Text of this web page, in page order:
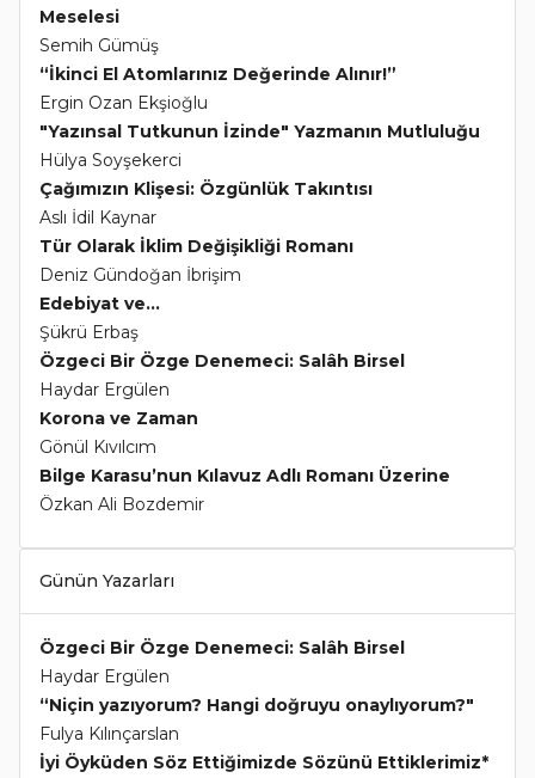
Meselesi
Semih Gümüş
“İkinci El Atomlarınız Değerinde Alınır!”
Ergin Ozan Ekşioğlu
"Yazınsal Tutkunun İzinde" Yazmanın Mutluluğu
Hülya Soyşekerci
Çağımızın Klişesi: Özgünlük Takıntısı
Aslı İdil Kaynar
Tür Olarak İklim Değişikliği Romanı
Deniz Gündoğan İbrişim
Edebiyat ve...
Şükrü Erbaş
Özgeci Bir Özge Denemeci: Salâh Birsel
Haydar Ergülen
Korona ve Zaman
Gönül Kıvılcım
Bilge Karasu’nun Kılavuz Adlı Romanı Üzerine
Özkan Ali Bozdemir
Günün Yazarları
Özgeci Bir Özge Denemeci: Salâh Birsel
Haydar Ergülen
“Niçin yazıyorum? Hangi doğruyu onaylıyorum?"
Fulya Kılınçarslan
İyi Öyküden Söz Ettiğimizde Sözünü Ettiklerimiz*